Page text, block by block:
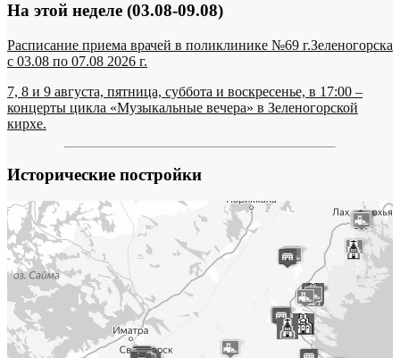
На этой неделе (03.08-09.08)
Расписание приема врачей в поликлинике №69 г.Зеленогорска
c 03.08 по 07.08 2026 г.
7, 8 и 9 августа, пятница, суббота и воскресенье, в 17:00 –
концерты цикла «Музыкальные вечера» в Зеленогорской
кирхе.
Исторические постройки